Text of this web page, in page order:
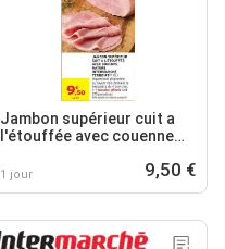
Jambon supérieur cuit a
l'étouffée avec couenne
1 jour 9,50 €